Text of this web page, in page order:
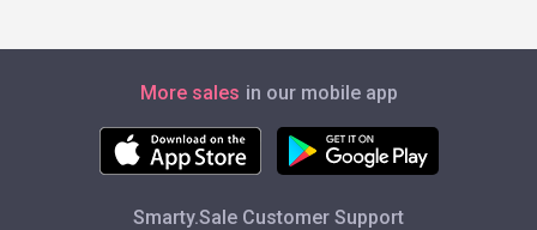
More sales in our mobile app
Smarty.Sale Customer Support